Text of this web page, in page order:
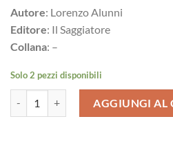
Autore: Lorenzo Alunni
Editore: Il Saggiatore
Collana: –
Solo 2 pezzi disponibili
AGGIUNGI AL